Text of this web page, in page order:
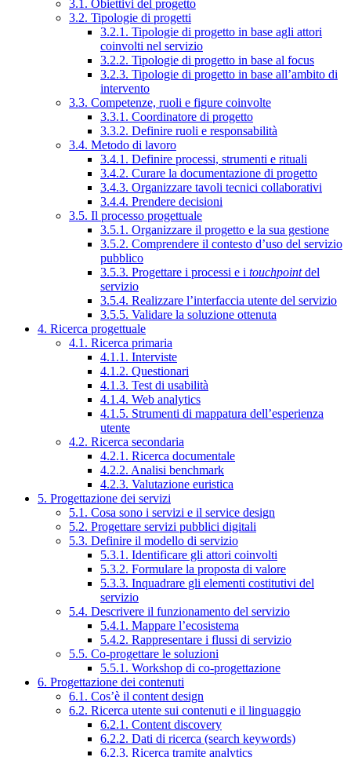
3.1. Obiettivi del progetto
3.2. Tipologie di progetti
3.2.1. Tipologie di progetto in base agli attori
coinvolti nel servizio
3.2.2. Tipologie di progetto in base al focus
3.2.3. Tipologie di progetto in base all’ambito di
intervento
3.3. Competenze, ruoli e figure coinvolte
3.3.1. Coordinatore di progetto
3.3.2. Definire ruoli e responsabilità
3.4. Metodo di lavoro
3.4.1. Definire processi, strumenti e rituali
3.4.2. Curare la documentazione di progetto
3.4.3. Organizzare tavoli tecnici collaborativi
3.4.4. Prendere decisioni
3.5. Il processo progettuale
3.5.1. Organizzare il progetto e la sua gestione
3.5.2. Comprendere il contesto d’uso del servizio
pubblico
3.5.3. Progettare i processi e i touchpointdel
servizio
3.5.4. Realizzare l’interfaccia utente del servizio
3.5.5. Validare la soluzione ottenuta
4. Ricerca progettuale
4.1. Ricerca primaria
4.1.1. Interviste
4.1.2. Questionari
4.1.3. Test di usabilità
4.1.4. Web analytics
4.1.5. Strumenti di mappatura dell’esperienza
utente
4.2. Ricerca secondaria
4.2.1. Ricerca documentale
4.2.2. Analisi benchmark
4.2.3. Valutazione euristica
5. Progettazione dei servizi
5.1. Cosa sono i servizi e il service design
5.2. Progettare servizi pubblici digitali
5.3. Definire il modello di servizio
5.3.1. Identificare gli attori coinvolti
5.3.2. Formulare la proposta di valore
5.3.3. Inquadrare gli elementi costitutivi del
servizio
5.4. Descrivere il funzionamento del servizio
5.4.1. Mappare l’ecosistema
5.4.2. Rappresentare i flussi di servizio
5.5. Co-progettare le soluzioni
5.5.1. Workshop di co-progettazione
6. Progettazione dei contenuti
6.1. Cos’è il content design
6.2. Ricerca utente sui contenuti e il linguaggio
6.2.1. Content discovery
6.2.2. Dati di ricerca (search keywords)
6.2.3. Ricerca tramite analytics